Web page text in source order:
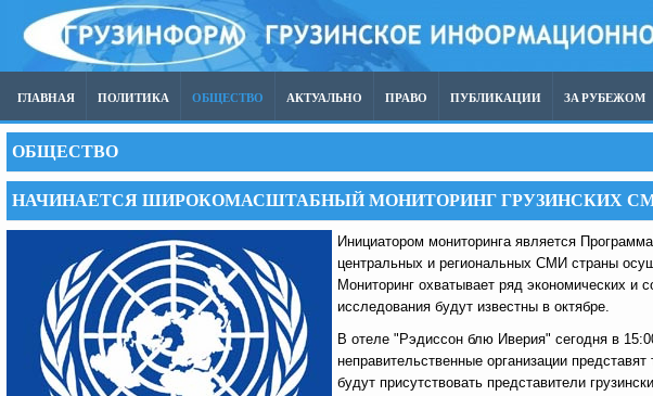
ГЛАВНАЯ ПОЛИТИКА ОБЩЕСТВО АКТУАЛЬНО ПРАВО ПУБЛИКАЦИИ ЗА РУБЕЖОМ
ОБЩЕСТВО
НАЧИНАЕТСЯ ШИРОКОМАСШТАБНЫЙ МОНИТОРИНГ ГРУЗИНСКИХ
Инициатором мониторинга является
центральных и региональных СМИ страны
Мониторинг охватывает ряд экономических и
исследования будут известны в октябре.
В отеле "Рэдиссон блю Иверия" сегодня в
неправительственные организации
будут присутствовать представители